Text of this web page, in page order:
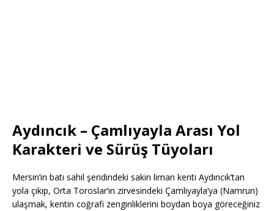
Aydıncık – Çamlıyayla Arası Yol
Karakteri ve Sürüş Tüyoları
Mersin’in batı sahil şeridindeki sakin liman kenti Aydıncık’tan
yola çıkıp, Orta Toroslar’ın zirvesindeki Çamlıyayla’ya (Namrun)
ulaşmak, kentin coğrafi zenginliklerini boydan boya göreceğiniz